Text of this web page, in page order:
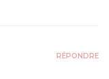
RÉPONDRE